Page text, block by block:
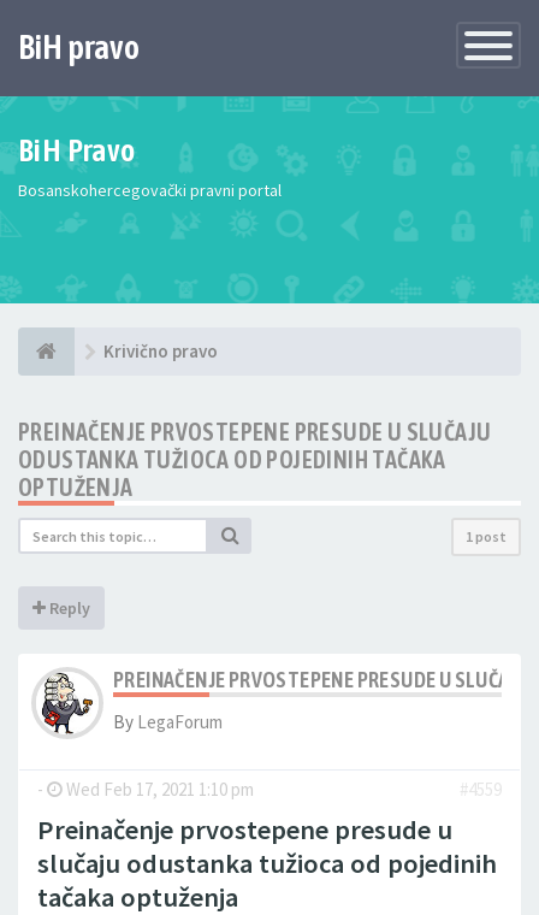
Toggle
BiH pravo
BiH Pravo
Bosanskohercegovački pravni portal
Krivično pravo
PREINAČENJE PRVOSTEPENE PRESUDE U SLUČAJU
ODUSTANKA TUŽIOCA OD POJEDINIH TAČAKA
OPTUŽENJA
1 post
Reply
PREINAČENJE PRVOSTEPENE PRESUDE U
By LegaForum
- Wed Feb 17, 2021 1:10 pm #4559
Preinačenje prvostepene presude u
slučaju odustanka tužioca od pojedinih
tačaka optuženja